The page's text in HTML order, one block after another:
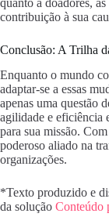
contribuição à sua
Conclusão: A Trilha
Enquanto o mundo
adaptar-se a essas
apenas uma questão
agilidade e eficiência
para sua missão.
poderoso aliado na
organizações.
*Texto produzido e
da solução Conteúdo